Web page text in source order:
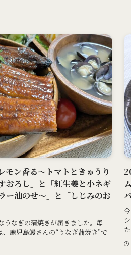
ン香る～トマトときゅうり
おろし」と「紅生姜と小ネギ
ー油のせ～」と「しじみのお
うなぎの蒲焼きが届きました。毎
鹿児島鰻さんの“うなぎ蒲焼き”で